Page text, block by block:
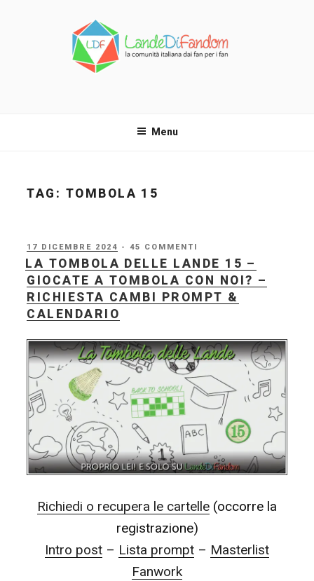
Menu
TAG: TOMBOLA 15
PUBBLICATO
IL
17 DICEMBRE 2024 - 45 COMMENTI
LA TOMBOLA DELLE LANDE 15 –
GIOCATE A TOMBOLA CON NOI? –
RICHIESTA CAMBI PROMPT &
CALENDARIO
Richiedi o recupera le cartelle (occorre la
registrazione)
Intro post – Lista prompt – Masterlist
Fanwork